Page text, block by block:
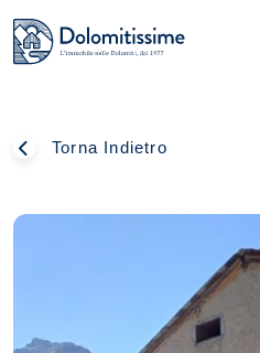
to
content
Dolomitissime
Torna Indietro